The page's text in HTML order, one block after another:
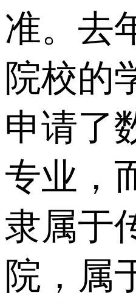
准。去
院校的
申请了
专业，
隶属于
院，属